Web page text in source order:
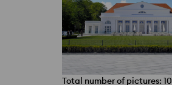
Total number of pictures: 10